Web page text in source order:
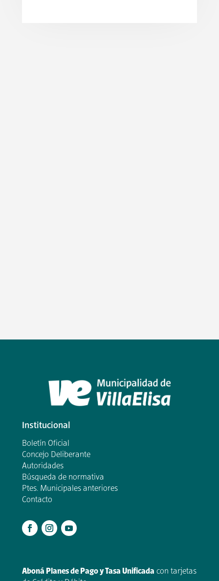
Institucional
Boletín Oficial
Concejo Deliberante
Autoridades
Búsqueda de normativa
Ptes. Municipales anteriores
Contacto
Aboná Planes de Pago y Tasa Unificada con tarjetas